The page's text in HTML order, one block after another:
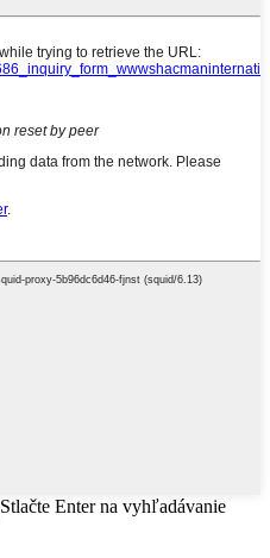
Stlačte Enter na vyhľadávanie